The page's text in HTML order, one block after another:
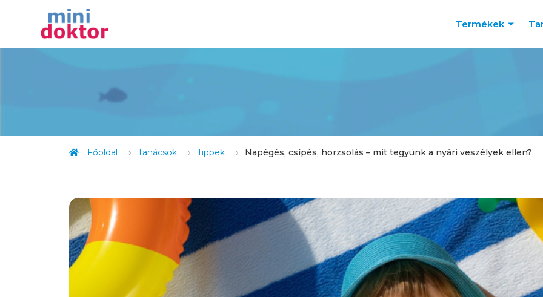
Termékek
Főoldal Tanácsok Tippek Napégés, csípés, horzsolás – mit tegyünk a nyári veszélyek ellen?